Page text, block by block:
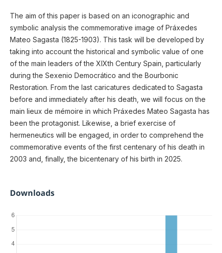
The aim of this paper is based on an iconographic and
symbolic analysis the commemorative image of Práxedes
Mateo Sagasta (1825-1903). This task will be developed by
taking into account the historical and symbolic value of one
of the main leaders of the XIXth Century Spain, particularly
during the Sexenio Democrático and the Bourbonic
Restoration. From the last caricatures dedicated to Sagasta
before and immediately after his death, we will focus on the
main lieux de mémoire in which Práxedes Mateo Sagasta has
been the protagonist. Likewise, a brief exercise of
hermeneutics will be engaged, in order to comprehend the
commemorative events of the first centenary of his death in
2003 and, finally, the bicentenary of his birth in 2025.
Downloads